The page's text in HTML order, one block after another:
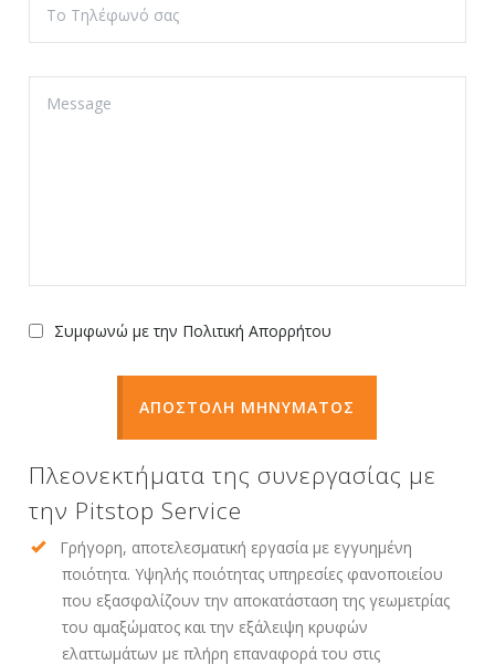
Συμφωνώ με την Πολιτική Απορρήτου
ΑΠΟΣΤΟΛΗ ΜΗΝΥΜΑΤΟΣ
Πλεονεκτήματα της συνεργασίας με
την Pitstop Service
Γρήγορη, αποτελεσματική εργασία με εγγυημένη
ποιότητα. Υψηλής ποιότητας υπηρεσίες φανοποιείου
που εξασφαλίζουν την αποκατάσταση της γεωμετρίας
του αμαξώματος και την εξάλειψη κρυφών
ελαττωμάτων με πλήρη επαναφορά του στις